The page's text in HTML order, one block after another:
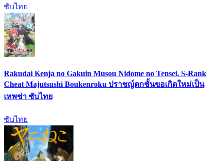
ซับไทย
Rakudai Kenja no Gakuin Musou Nidome no Tensei, S-Rank
Cheat Majutsushi Boukenroku ปราชญ์ตกชั้นขอเกิดใหม่เป็น
เทพซ่า ซับไทย
ซับไทย